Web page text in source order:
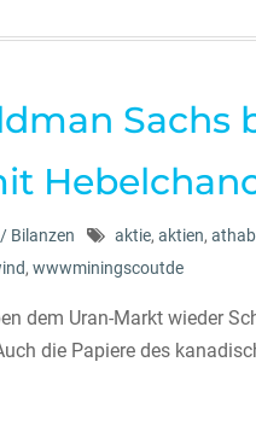
Sachs
Bilanzen aktie, aktien,
, wwwminingscoutde
dem Uran-Markt wieder
die Papiere des